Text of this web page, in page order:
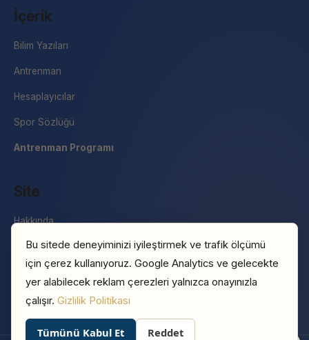
İçerik
Bilim Yazıları
Antrenman
Hesaplayıcılar
Spor Sözlüğü
Antrenman Programı
Site
Hakkında
İletişim
Basın
Gizlilik Politikası
Bu sitede deneyiminizi iyileştirmek ve trafik ölçümü
için çerez kullanıyoruz. Google Analytics ve gelecekte
yer alabilecek reklam çerezleri yalnızca onayınızla
çalışır. Gizlilik Politikası
Tümünü Kabul Et Reddet